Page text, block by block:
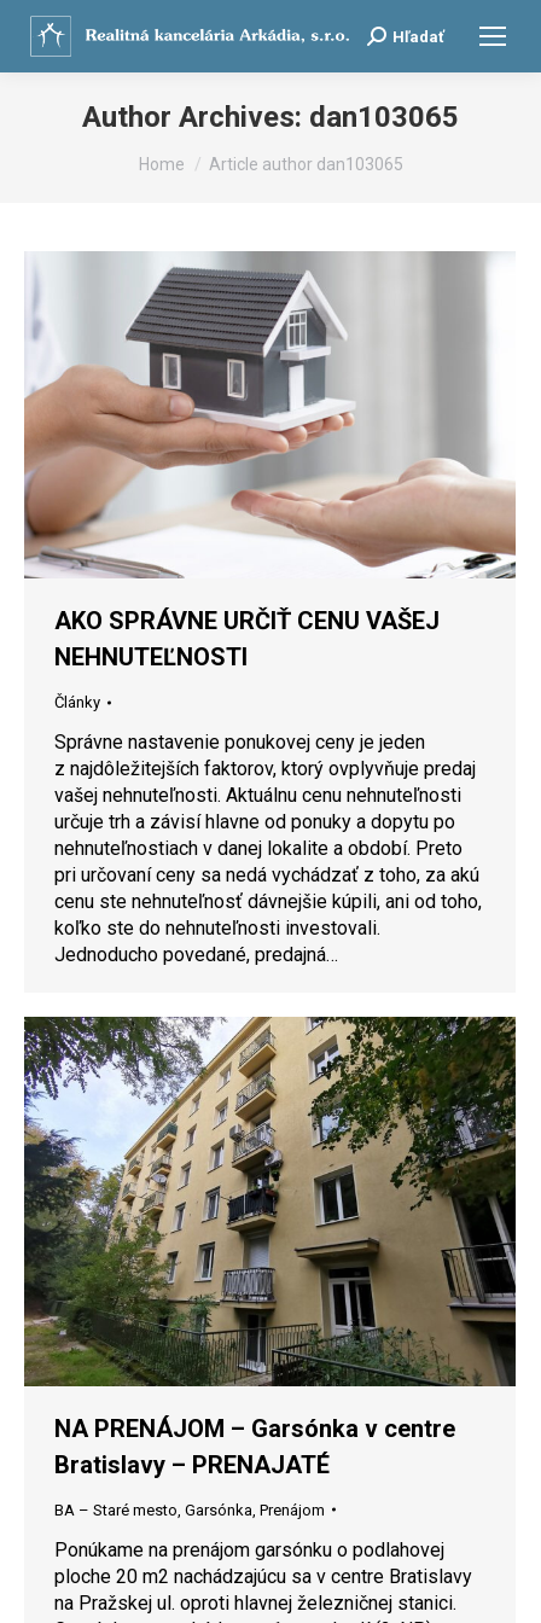
Search:
Hľadať
Author Archives: dan103065
Home Article author dan103065
AKO SPRÁVNE URČIŤ CENU VAŠEJ
NEHNUTEĽNOSTI
Články
Správne nastavenie ponukovej ceny je jeden
z najdôležitejších faktorov, ktorý ovplyvňuje predaj
vašej nehnuteľnosti. Aktuálnu cenu nehnuteľnosti
určuje trh a závisí hlavne od ponuky a dopytu po
nehnuteľnostiach v danej lokalite a období. Preto
pri určovaní ceny sa nedá vychádzať z toho, za akú
cenu ste nehnuteľnosť dávnejšie kúpili, ani od toho,
koľko ste do nehnuteľnosti investovali.
Jednoducho povedané, predajná…
NA PRENÁJOM – Garsónka v centre
Bratislavy – PRENAJATÉ
BA – Staré mesto Garsónka Prenájom
Ponúkame na prenájom garsónku o podlahovej
ploche 20 m2 nachádzajúcu sa v centre Bratislavy
na Pražskej ul. oproti hlavnej železničnej stanici.